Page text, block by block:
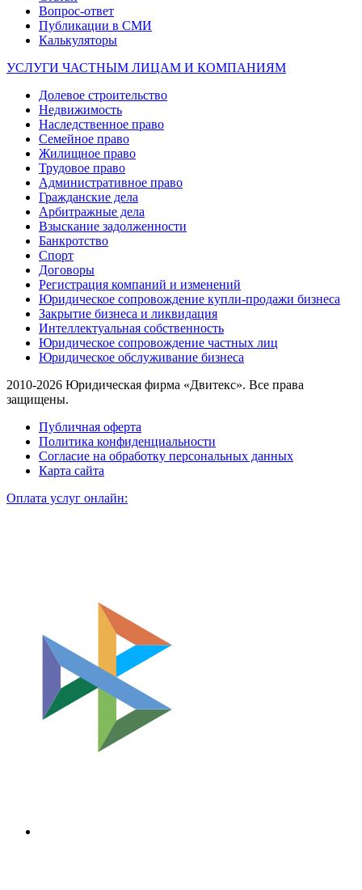
Вопрос-ответ
Публикации в СМИ
Калькуляторы
УСЛУГИ ЧАСТНЫМ ЛИЦАМ И КОМПАНИЯМ
Долевое строительство
Недвижимость
Наследственное право
Семейное право
Жилищное право
Трудовое право
Административное право
Гражданские дела
Арбитражные дела
Взыскание задолженности
Банкротство
Спорт
Договоры
Регистрация компаний и изменений
Юридическое сопровождение купли-продажи бизнеса
Закрытие бизнеса и ликвидация
Интеллектуальная собственность
Юридическое сопровождение частных лиц
Юридическое обслуживание бизнеса
2010-2026 Юридическая фирма «Двитекс». Все права
защищены.
Публичная оферта
Политика конфиденциальности
Согласие на обработку персональных данных
Карта сайта
Оплата услуг онлайн: